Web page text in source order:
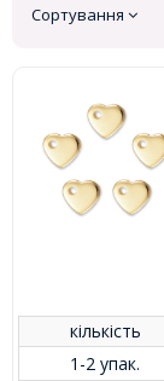
Сортування
кількість
1-2 упак.